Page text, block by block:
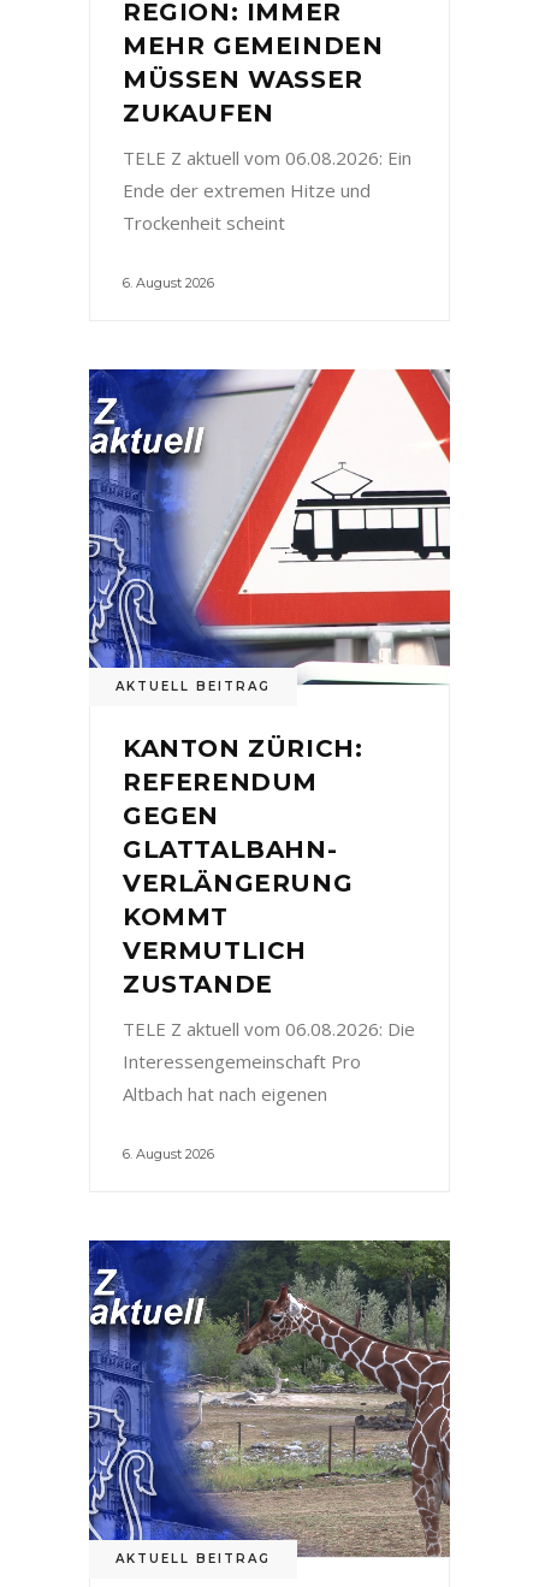
REGION: IMMER
MEHR GEMEINDEN
MÜSSEN WASSER
ZUKAUFEN
TELE Z aktuell vom 06.08.2026: Ein
Ende der extremen Hitze und
Trockenheit scheint
6. August 2026
AKTUELL BEITRAG
KANTON ZÜRICH:
REFERENDUM
GEGEN
GLATTALBAHN-
VERLÄNGERUNG
KOMMT
VERMUTLICH
ZUSTANDE
TELE Z aktuell vom 06.08.2026: Die
Interessengemeinschaft Pro
Altbach hat nach eigenen
6. August 2026
AKTUELL BEITRAG